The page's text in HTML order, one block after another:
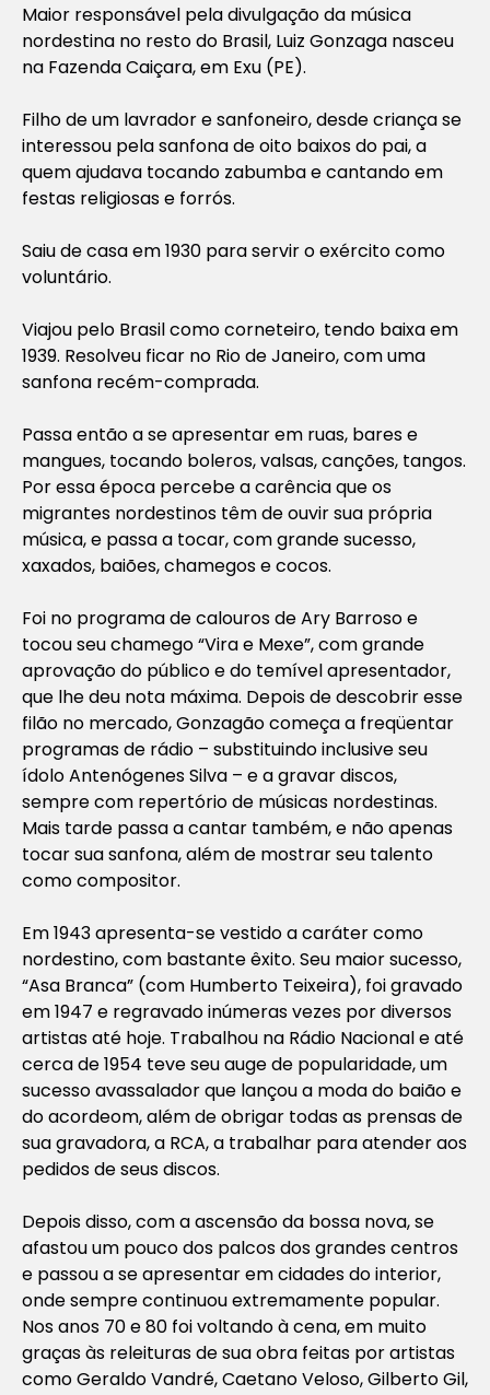
Maior responsável pela divulgação da música
nordestina no resto do Brasil, Luiz Gonzaga nasceu
na Fazenda Caiçara, em Exu (PE).
Filho de um lavrador e sanfoneiro, desde criança se
interessou pela sanfona de oito baixos do pai, a
quem ajudava tocando zabumba e cantando em
festas religiosas e forrós.
Saiu de casa em 1930 para servir o exército como
voluntário.
Viajou pelo Brasil como corneteiro, tendo baixa em
1939. Resolveu ficar no Rio de Janeiro, com uma
sanfona recém-comprada.
Passa então a se apresentar em ruas, bares e
mangues, tocando boleros, valsas, canções, tangos.
Por essa época percebe a carência que os
migrantes nordestinos têm de ouvir sua própria
música, e passa a tocar, com grande sucesso,
xaxados, baiões, chamegos e cocos.
Foi no programa de calouros de Ary Barroso e
tocou seu chamego “Vira e Mexe”, com grande
aprovação do público e do temível apresentador,
que lhe deu nota máxima. Depois de descobrir esse
filão no mercado, Gonzagão começa a freqüentar
programas de rádio – substituindo inclusive seu
ídolo Antenógenes Silva – e a gravar discos,
sempre com repertório de músicas nordestinas.
Mais tarde passa a cantar também, e não apenas
tocar sua sanfona, além de mostrar seu talento
como compositor.
Em 1943 apresenta-se vestido a caráter como
nordestino, com bastante êxito. Seu maior sucesso,
“Asa Branca” (com Humberto Teixeira), foi gravado
em 1947 e regravado inúmeras vezes por diversos
artistas até hoje. Trabalhou na Rádio Nacional e até
cerca de 1954 teve seu auge de popularidade, um
sucesso avassalador que lançou a moda do baião e
do acordeom, além de obrigar todas as prensas de
sua gravadora, a RCA, a trabalhar para atender aos
pedidos de seus discos.
Depois disso, com a ascensão da bossa nova, se
afastou um pouco dos palcos dos grandes centros
e passou a se apresentar em cidades do interior,
onde sempre continuou extremamente popular.
Nos anos 70 e 80 foi voltando à cena, em muito
graças às releituras de sua obra feitas por artistas
como Geraldo Vandré, Caetano Veloso, Gilberto Gil,